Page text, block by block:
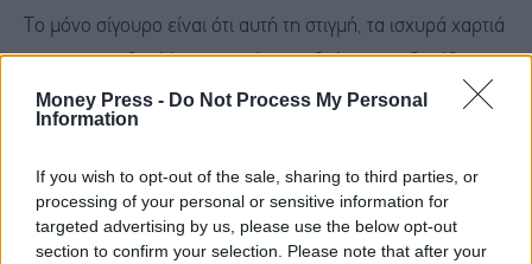
Money Press - Do Not Process My Personal
Information
If you wish to opt-out of the sale, sharing to third parties, or
processing of your personal or sensitive information for
targeted advertising by us, please use the below opt-out
section to confirm your selection. Please note that after your
Το μόνο σίγουρο είναι ότι αυτή τη στιγμή, τα ισχυρά χαρτιά
και η πρωτοβουλία των κινήσεων βρίσκονται ξεκάθαρα
προς την πλευρά της κυβέρνησης και του Μητσοτάκη.
ΠΑΣΟΚ, αδυνατούν να ασκήσουν σοβαρή και
κοστολογημένη προγραμματική αντιπολίτευση, τόσο θα
παραμένει ισχυρή η θέση του Μητσοτάκη. Εν τέλει, όσο τα